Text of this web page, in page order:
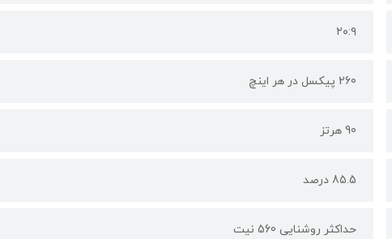
۲۰:۹
260 پیکسل در هر اینچ
90 هرتز
85.5 درصد
حداکثر روشنایی 560 نیت